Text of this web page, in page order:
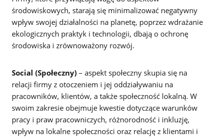
środowiskowych, starają się minimalizować negatywny
wpływ swojej działalności na planetę, poprzez wdrażanie
ekologicznych praktyk i technologii, dbają o ochronę
środowiska i zrównoważony rozwój.
Social (Społeczny) – aspekt społeczny skupia się na
relacji firmy z otoczeniem i jej oddziaływaniu na
pracowników, klientów, a także społeczność lokalną. W
swoim zakresie obejmuje kwestie dotyczące warunków
pracy i praw pracowniczych, różnorodność i inkluzję,
wpływ na lokalne społeczności oraz relację z klientami i